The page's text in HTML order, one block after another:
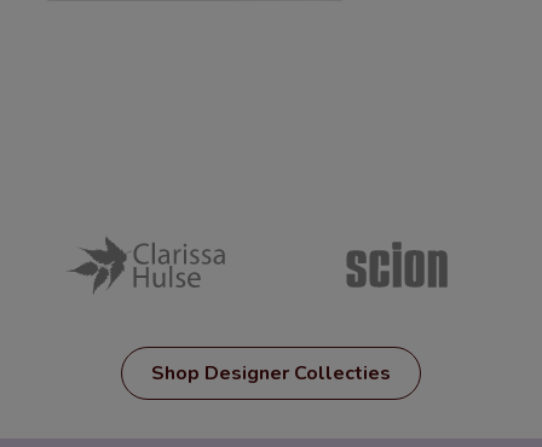
Shop Designer Collecties